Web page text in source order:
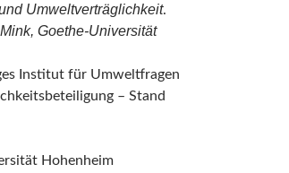
Umweltverträglichkeit.
Goethe-Universität
Institut für Umweltfragen
– Stand
Hohenheim